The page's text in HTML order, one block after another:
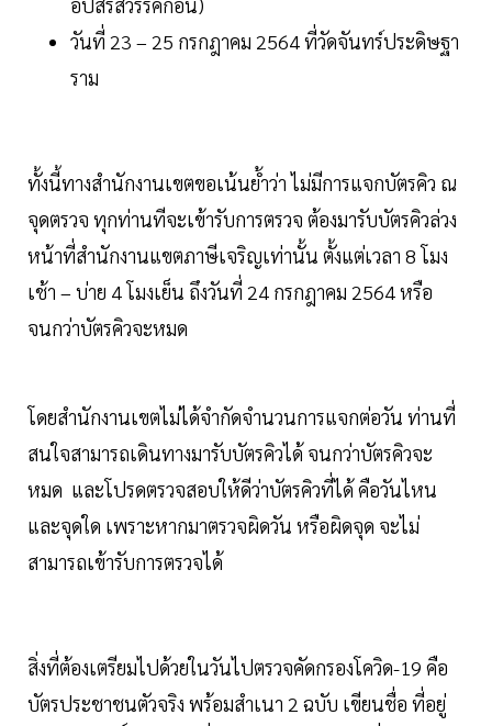
อัปสรสวรรค์ก่อน)
วันที่ 23 – 25 กรกฎาคม 2564 ที่วัดจันทร์ประดิษฐา
ราม
ทั้งนี้ทางสำนักงานเขตขอเน้นย้ำว่า ไม่มีการแจกบัตรคิว ณ
จุดตรวจ ทุกท่านทีจะเข้ารับการตรวจ ต้องมารับบัตรคิวล่วง
หน้าที่สำนักงานแขตภาษีเจริญเท่านั้น ตั้งแต่เวลา 8 โมง
เช้า – บ่าย 4 โมงเย็น ถึงวันที่ 24 กรกฎาคม 2564 หรือ
จนกว่าบัตรคิวจะหมด
โดยสำนักงานเขตไม่ได้จำกัดจำนวนการแจกต่อวัน ท่านที่
สนใจสามารถเดินทางมารับบัตรคิวได้ จนกว่าบัตรคิวจะ
หมด และโปรดตรวจสอบให้ดีว่าบัตรคิวที่ได้ คือวันไหน
และจุดใด เพราะหากมาตรวจผิดวัน หรือผิดจุด จะไม่
สามารถเข้ารับการตรวจได้
สิ่งที่ต้องเตรียมไปด้วยในวันไปตรวจคัดกรองโควิด-19 คือ
บัตรประชาชนตัวจริง พร้อมสำเนา 2 ฉบับ เขียนชื่อ ที่อยู่